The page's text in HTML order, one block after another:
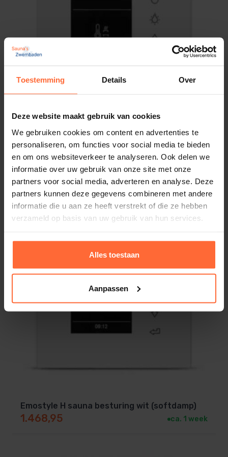
Toestemming Details Over
Deze website maakt gebruik van cookies
We gebruiken cookies om content en advertenties te
personaliseren, om functies voor social media te bieden
en om ons websiteverkeer te analyseren. Ook delen we
informatie over uw gebruik van onze site met onze
partners voor social media, adverteren en analyse. Deze
partners kunnen deze gegevens combineren met andere
informatie die u aan ze heeft verstrekt of die ze hebben
verzameld op basis van uw gebruik van hun services.
Alles toestaan
Aanpassen
welke temperatuur deze op ieder moment bereikt
heeft. Verder is met het paneel de verlichting,
ventilatie en luchtvochtigheid in de saunaruimte te
bedienen. Hetzelfde is mogelijk met de mobiele
netwerk met het bedieningspaneel. Je kunt met de
app vervolgens op afstand gebruikmaken van alle
Oververhittings- beveiliging
Smartphone app
Verlichting dimbaar
Vochtregeling
Tijd gestuurd of op relatieve luchtvochtigheid
Kleur
Zwart
Temperatuur sensor
Emostyle D sauna besturing Wit
1.363,95 Op voorraad
Emostyle H sauna besturing wit (softdamp)
1.468,95 ca. 1 week